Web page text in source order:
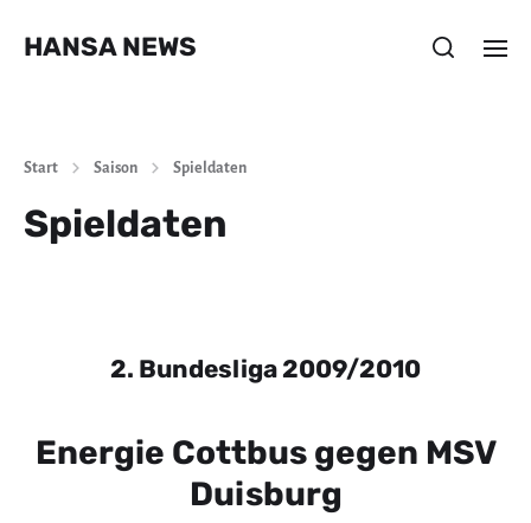
HANSA NEWS
Start Saison Spieldaten
Spieldaten
2. Bundesliga 2009/2010
Energie Cottbus gegen MSV
Duisburg